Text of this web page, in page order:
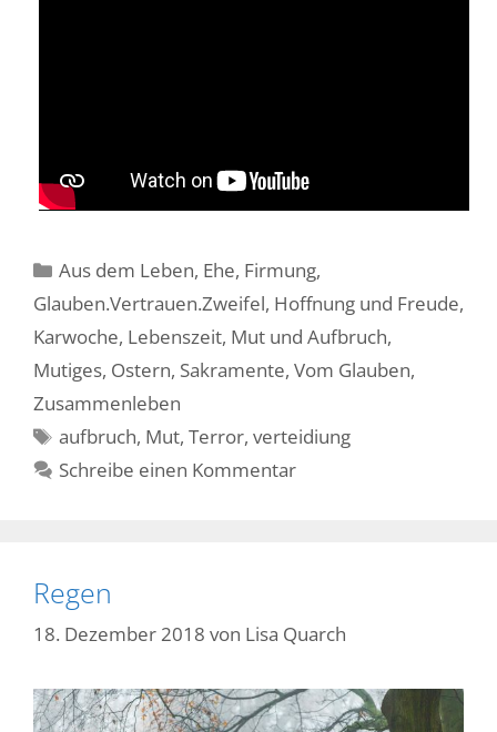
Kategorien
Aus dem Leben, Ehe, Firmung,
Glauben.Vertrauen.Zweifel, Hoffnung und Freude,
Karwoche, Lebenszeit, Mut und Aufbruch,
Mutiges, Ostern, Sakramente, Vom Glauben,
Zusammenleben
Schlagwörter
aufbruch, Mut,Terror,verteidiung
Schreibe einen Kommentar
Regen
18. Dezember 2018 von Lisa Quarch